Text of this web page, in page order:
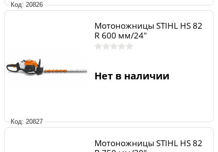
Код: 20826
Код: 20827
Мотоножницы STIHL HS 82
R 600 мм/24"
Нет в наличии
Мотоножницы STIHL HS 82